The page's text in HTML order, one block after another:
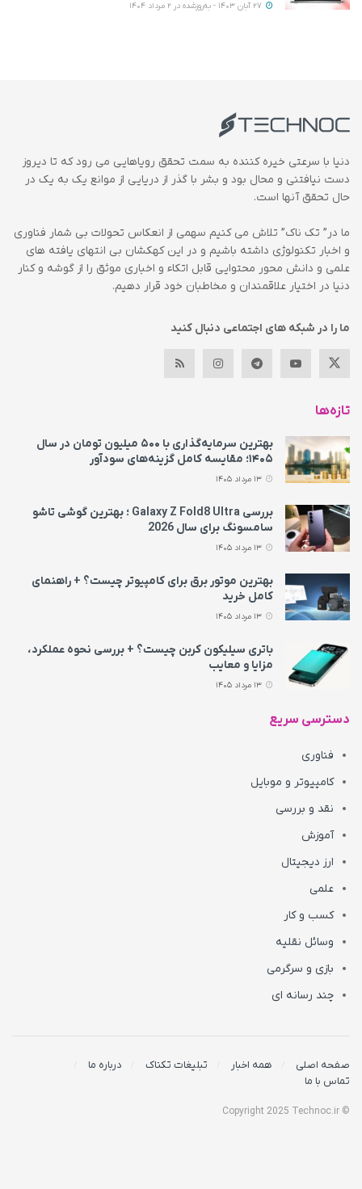
دنیا با سرعتی خیره کننده به سمت تحقق رویاهایی می رود که تا دیروز
دست نیافتنی و محال بود و بشر با گذر از دریایی از موانع یک به یک در
حال تحقق آنها است.
ما در” تک ناک” تلاش می کنیم سهمی از انعکاس تحولات بی شمار فناوری
و اخبار تکنولوژی داشته باشیم و در این کهکشان بی انتهای یافته های
علمی و دانش محور محتوایی قابل اتکاء و اخباری موثق را از گوشه و کنار
دنیا در اختیار علاقمندان و مخاطبان خود قرار دهیم.
ما را در شبکه های اجتماعی دنبال کنید
تازه‌ها
بهترین سرمایه‌گذاری با ۵۰۰ میلیون تومان در سال
۱۴۰۵؛ مقایسه کامل گزینه‌های سودآور
بررسی Galaxy Z Fold8 Ultra ؛ بهترین گوشی تاشو
سامسونگ برای سال 2026
بهترین موتور برق برای کامپیوتر چیست؟ + راهنمای
کامل خرید
باتری سیلیکون کربن چیست؟ + بررسی نحوه عملکرد،
مزایا و معایب
دسترسی سریع
فناوری
کامپیوتر و موبایل
نقد و بررسی
آموزش
ارز دیجیتال
علمی
کسب و کار
وسائل نقلیه
بازی و سرگرمی
چند رسانه ای
صفحه اصلی همه اخبار تبلیغات تکناک
درباره ما
تماس با ما
© Copyright 2025 Technoc.ir